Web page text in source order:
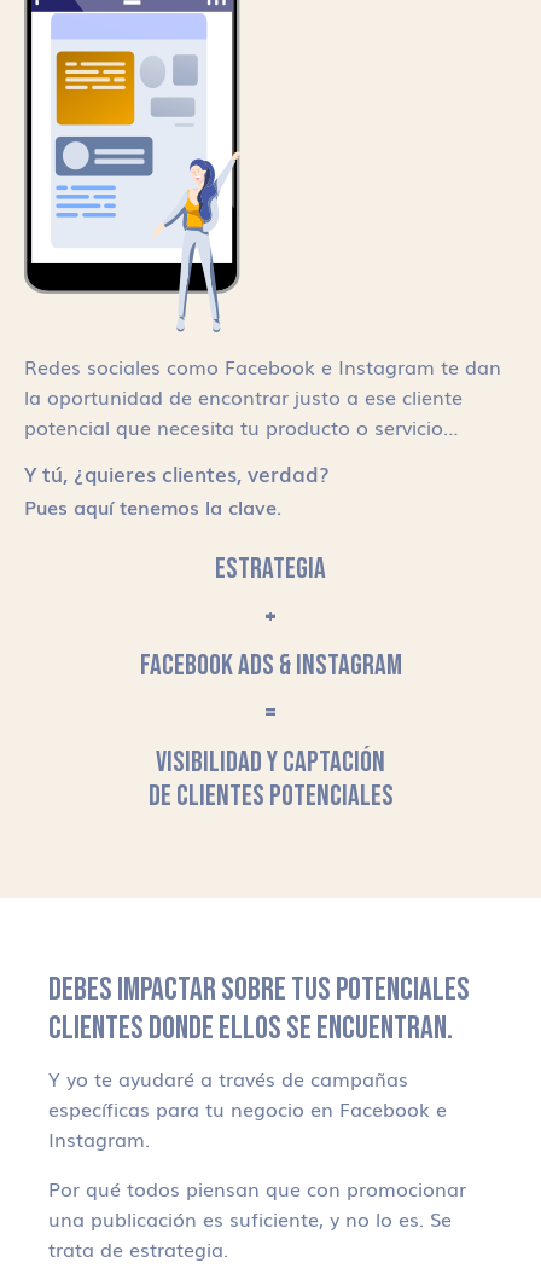
Redes sociales como Facebook e Instagram te dan
la oportunidad de encontrar justo a ese cliente
potencial que necesita tu producto o servicio…
Y tú, ¿quieres clientes, verdad?
Pues aquí tenemos la clave.
ESTRATEGIA
+
FACEBOOK ADS & INSTAGRAM
=
VISIBILIDAD Y CAPTACIÓN
DE CLIENTES POTENCIALES
DEBES IMPACTAR SOBRE TUS POTENCIALES
CLIENTES DONDE ELLOS SE ENCUENTRAN.
Y yo te ayudaré a través de campañas
específicas para tu negocio en Facebook e
Instagram.
Por qué todos piensan que con promocionar
una publicación es suficiente, y no lo es. Se
trata de estrategia.